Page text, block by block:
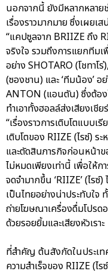
นอกจากนี้ ยังมีหลากหลาย
เรื่องราวมากมาย ซึ่งเผยเ
“แคปซูลจาก BRIIZE ถึง
จริงใจ รวมถึงการแยกทีม
อย่าง SHOTARO (โชทาโ
(ซองชาน) และ ‘ทีมน้อง’
ANTON (แอนตัน) ซึ่งต้อง
ทำเอาทั้งฮอลล์ส่งเสียงเชี
“เรื่องราวการเติบโตแบบเ
เติบโตของ RIIZE (ไรซ์)
และตัดสินภารกิจก่อนหน้า
ไม่หมดเพียงเท่านี้ เพื่อให้
จดจำมากขึ้น ‘RIIZE’ (ไร
เป็นไทยอย่างน่าประทับใจ
ถ่ายโฆษณาเครื่องดื่มโปรด
ด้วยรอยยิ้มและเสียงหัวเราะ
ที่สำคัญ ต้นสังกัดในประเท
ความสำเร็จของ RIIZE (ไ